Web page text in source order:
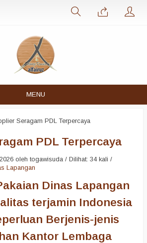
MENU
Seragam PDL Terpercaya
PDL Terpercaya
oleh togawisuda / Dilihat: 34 kali /
Lapangan
Dinas Lapangan
terjamin Indonesia
Berjenis-jenis
Kantor Lembaga